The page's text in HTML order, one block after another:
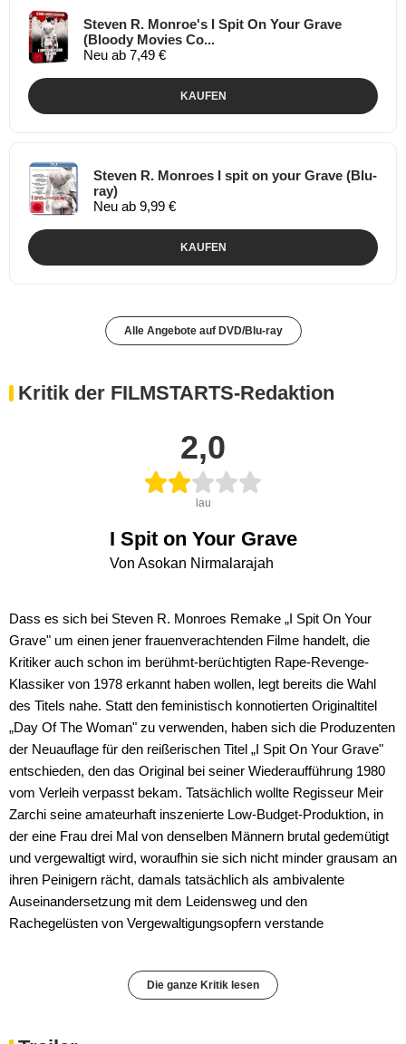
Steven R. Monroe's I Spit On Your Grave
(Bloody Movies Co...
Neu ab 7,49 €
KAUFEN
Steven R. Monroes I spit on your Grave (Blu-
ray)
Neu ab 9,99 €
KAUFEN
Alle Angebote auf DVD/Blu-ray
Kritik der FILMSTARTS-Redaktion
2,0
lau
I Spit on Your Grave
Von Asokan Nirmalarajah
Dass es sich bei Steven R. Monroes Remake „I Spit On Your
Grave" um einen jener frauenverachtenden Filme handelt, die
Kritiker auch schon im berühmt-berüchtigten Rape-Revenge-
Klassiker von 1978 erkannt haben wollen, legt bereits die Wahl
des Titels nahe. Statt den feministisch konnotierten Originaltitel
„Day Of The Woman" zu verwenden, haben sich die Produzenten
der Neuauflage für den reißerischen Titel „I Spit On Your Grave"
entschieden, den das Original bei seiner Wiederaufführung 1980
vom Verleih verpasst bekam. Tatsächlich wollte Regisseur Meir
Zarchi seine amateurhaft inszenierte Low-Budget-Produktion, in
der eine Frau drei Mal von denselben Männern brutal gedemütigt
und vergewaltigt wird, woraufhin sie sich nicht minder grausam an
ihren Peinigern rächt, damals tatsächlich als ambivalente
Auseinandersetzung mit dem Leidensweg und den
Rachegelüsten von Vergewaltigungsopfern verstande
Die ganze Kritik lesen